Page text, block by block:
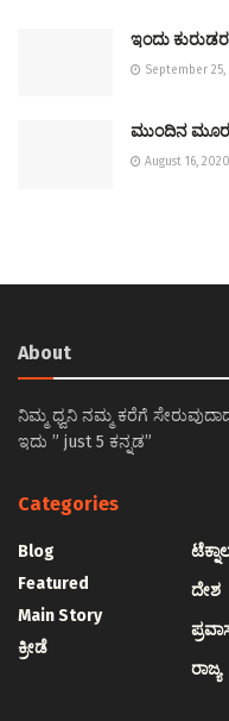
ಇಂದು
September 25,
ಮುಂದಿನ
August 16, 2020
About
ನಿಮ್ಮ ಧ್ವನಿ ನಮ್ಮ ಕರೆಗೆ
ಇದು ” just 5 ಕನ್ನಡ”
Categories
Blog
Featured
Main Story
ಕ್ರೀಡೆ
ದೇಶ
ರಾಜ್ಯ